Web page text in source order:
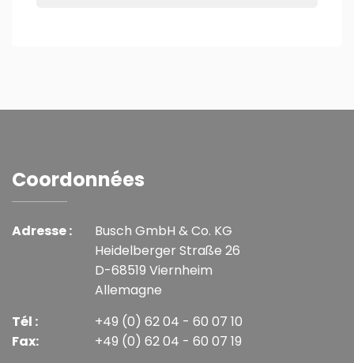
Coordonnées
Adresse :
Busch GmbH & Co. KG
Heidelberger Straße 26
D-68519 Viernheim
Allemagne
Tél :
Fax:
+49 (0) 62 04 - 60 07 10
+49 (0) 62 04 - 60 07 19